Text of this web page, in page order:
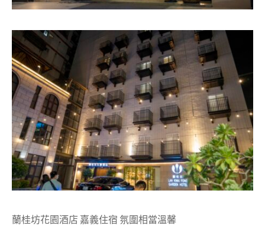
蘭桂坊花園酒店 嘉義住宿 氛圍相當溫馨